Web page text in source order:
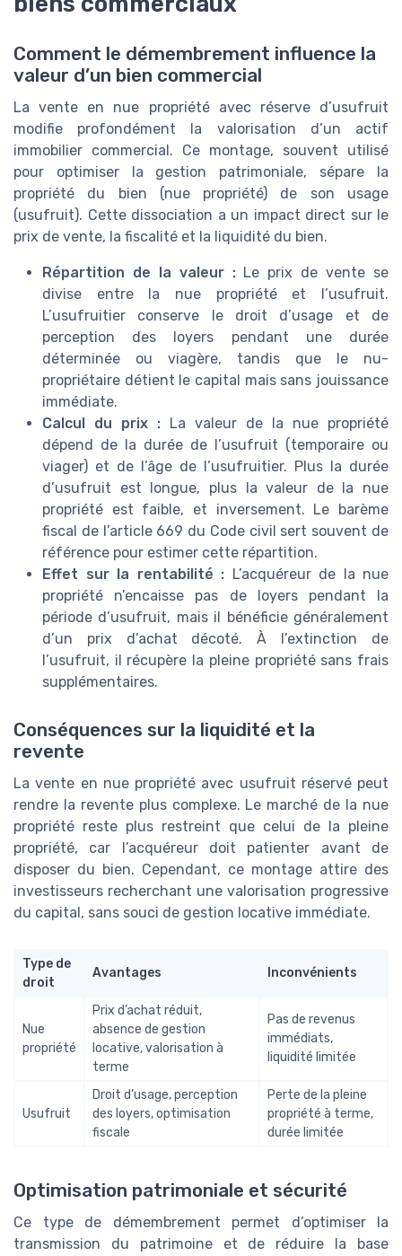
Comment le démembrement influence la
valeur d’un bien commercial
La vente en nue propriété avec réserve d’usufruit
modifie profondément la valorisation d’un actif
immobilier commercial. Ce montage, souvent utilisé
pour optimiser la gestion patrimoniale, sépare la
propriété du bien (nue propriété) de son usage
(usufruit). Cette dissociation a un impact direct sur le
prix de vente, la fiscalité et la liquidité du bien.
Répartition de la valeur :Le prix de vente se
divise entre la nue propriété et l’usufruit.
L’usufruitier conserve le droit d’usage et de
perception des loyers pendant une durée
déterminée ou viagère, tandis que le nu-
propriétaire détient le capital mais sans jouissance
immédiate.
Calcul du prix : La valeur de la nue propriété
dépend de la durée de l’usufruit (temporaire ou
viager) et de l’âge de l’usufruitier. Plus la durée
d’usufruit est longue, plus la valeur de la nue
propriété est faible, et inversement. Le barème
fiscal de l’article 669 du Code civil sert souvent de
référence pour estimer cette répartition.
Effet sur la rentabilité : L’acquéreur de la nue
propriété n’encaisse pas de loyers pendant la
période d’usufruit, mais il bénéficie généralement
d’un prix d’achat décoté. À l’extinction de
l’usufruit, il récupère la pleine propriété sans frais
supplémentaires.
Conséquences sur la liquidité et la
revente
La vente en nue propriété avec usufruit réservé peut
rendre la revente plus complexe. Le marché de la nue
propriété reste plus restreint que celui de la pleine
propriété, car l’acquéreur doit patienter avant de
disposer du bien. Cependant, ce montage attire des
investisseurs recherchant une valorisation progressive
du capital, sans souci de gestion locative immédiate.
Type de
droit
Avantages Inconvénients
Nue
propriété
Prix d’achat réduit,
absence de gestion
locative, valorisation à
terme
Pas de revenus
immédiats,
liquidité limitée
Usufruit
Droit d’usage, perception
des loyers, optimisation
fiscale
Perte de la pleine
propriété à terme,
durée limitée
Optimisation patrimoniale et sécurité
Ce type de démembrement permet d’optimiser la
transmission du patrimoine et de réduire la base